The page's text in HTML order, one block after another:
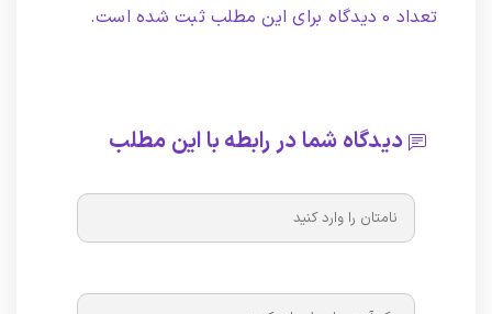
تعداد 0 دیدگاه برای این مطلب ثبت شده است.
دیدگاه شما در رابطه با این مطلب